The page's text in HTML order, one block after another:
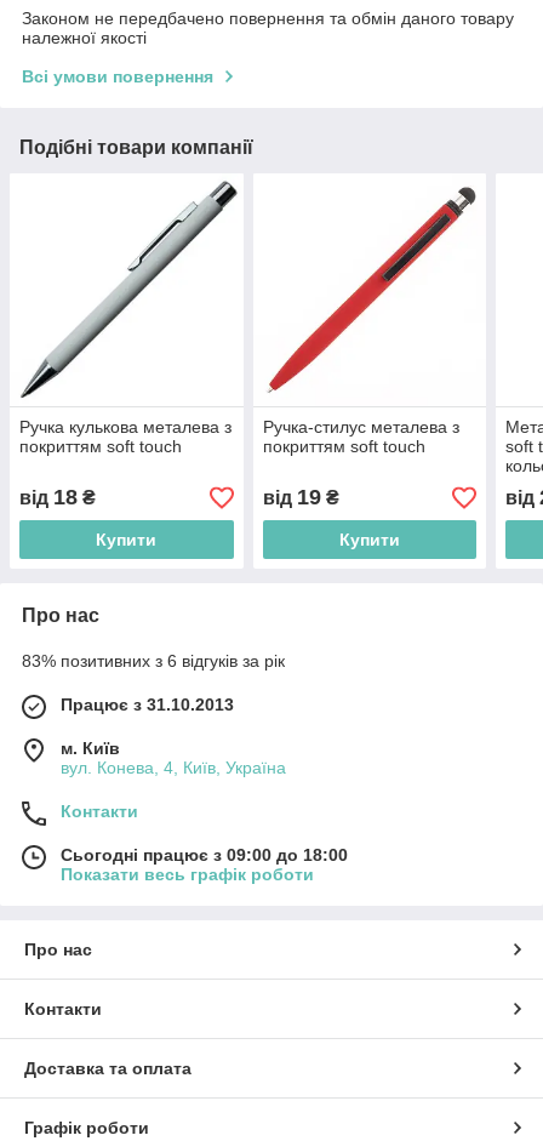
Законом не передбачено повернення та обмін даного товару
належної якості
Всі умови повернення
Подібні товари компанії
Ручка кулькова металева з
покриттям soft touch
від 18 ₴
Купити
Ручка-стилус металева з
покриттям soft touch
від 19₴
Купити
soft
від
Про нас
83% позитивних з 6 відгуків за рік
Працює з 31.10.2013
м. Київ
вул. Конева, 4, Київ, Україна
Контакти
Сьогодні працює з 09:00 до 18:00
Показати весь графік роботи
Про нас
Контакти
Доставка та оплата
Графік роботи